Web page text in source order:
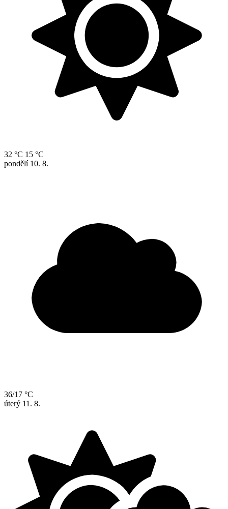
32 °C 15 °C
pondělí 10. 8.
36/17 °C
úterý 11. 8.